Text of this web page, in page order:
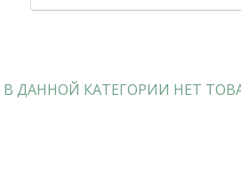
В ДАННОЙ КАТЕГОРИИ НЕТ